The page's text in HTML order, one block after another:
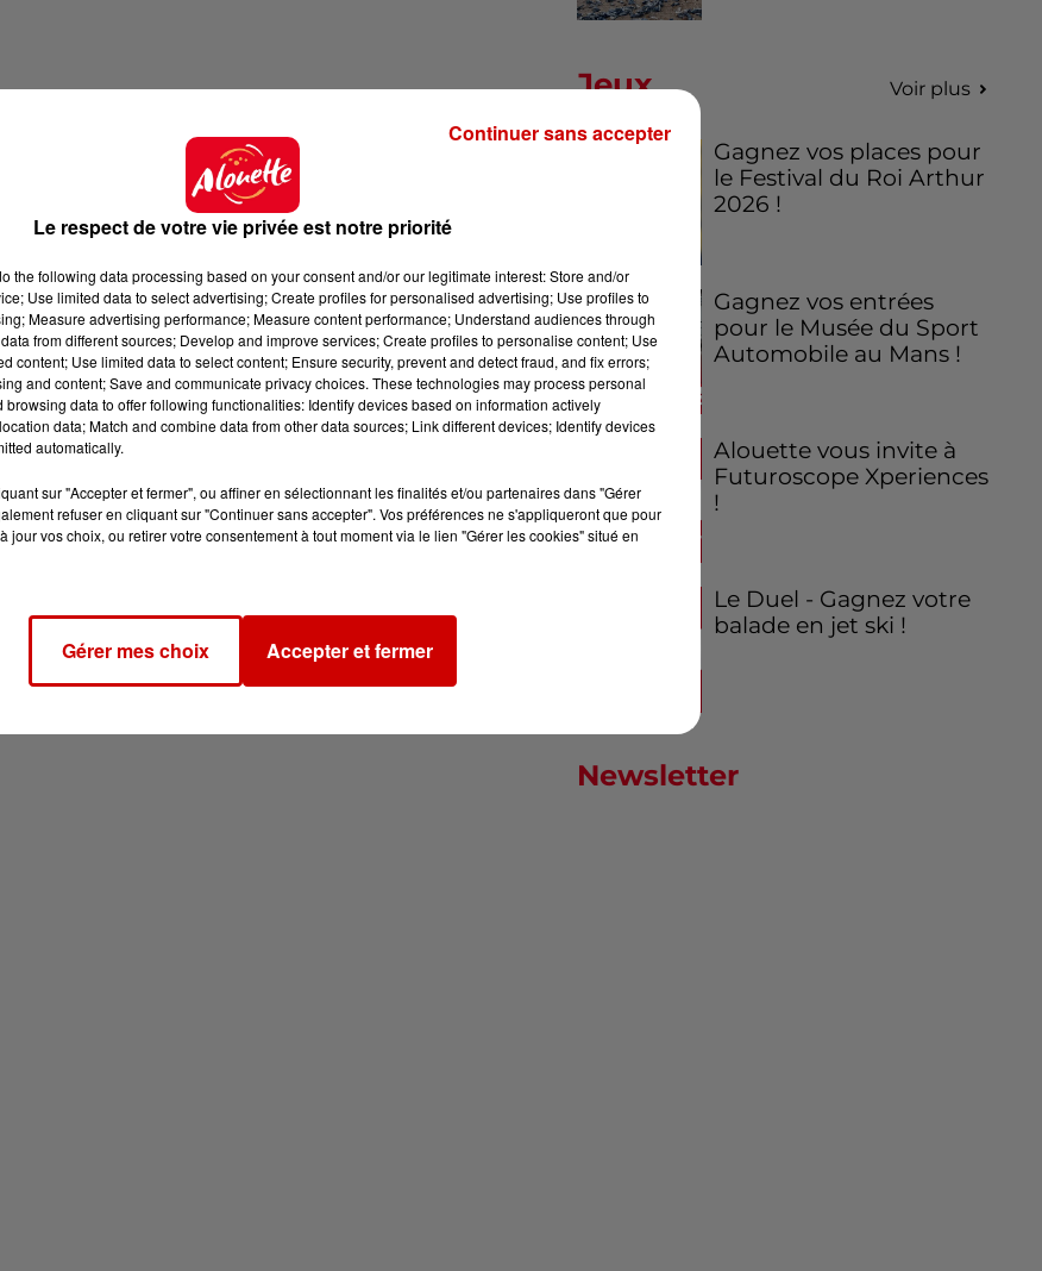
Jeux Voir plus
Gagnez vos places pour
le Festival du Roi Arthur
2026 !
Gagnez vos entrées
pour le Musée du Sport
Automobile au Mans !
Alouette vous invite à
Futuroscope Xperiences
!
Le Duel - Gagnez votre
balade en jet ski !
Newsletter
Le respect de votre vie privée est notre priorité
the following data processing based on your consent and/or our legitimate interest: Store and/or
Use limited data to select advertising; Create profiles for personalised advertising; Use profiles to
Measure advertising performance; Measure content performance; Understand audiences through
from different sources; Develop and improve services; Create profiles to personalise content; Use
content; Use limited data to select content; Ensure security, prevent and detect fraud, and fix errors;
and content; Save and communicate privacy choices. These technologies may process personal
browsing data to offer following functionalities: Identify devices based on information actively
data; Match and combine data from other data sources; Link different devices; Identify devices
automatically.
sur "Accepter et fermer", ou affiner en sélectionnant les finalités et/ou partenaires dans "Gérer
refuser en cliquant sur "Continuer sans accepter". Vos préférences ne s'appliqueront que pour
jour vos choix, ou retirer votre consentement à tout moment via le lien "Gérer les cookies" situé en
Gérer mes choix Accepter et fermer
Continuer sans accepter